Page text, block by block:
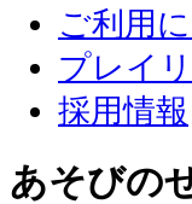
ご利用
プレイ
採用情報
あそびの